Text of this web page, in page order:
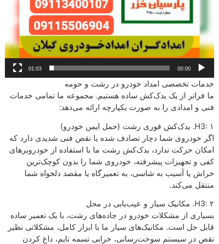
00:00
01:03
خدمات تخصصی امداد خودرو در رشت و حومه
ما فراتر از یک یدک‌کش ساده هستیم. مجموعه ما تمامی خدمات
فنی و امدادی را به صورت یکپارچه ارائه می‌دهد:
H3: ۱. یدک‌کش فوری رشت (حمل ایمن خودرو)
اگر خودروی شما دچار تصادف شده یا نقص فنی شدیدی دارد که
امکان حرکت ندارد، یدک‌کش رشت ما با استفاده از خودروبرهای
کفی و تجهیزات پیشرفته، خودروی شما را بدون کوچک‌ترین
خراش یا آسیب به شاسی، به تعمیرگاه یا مقصد دلخواه شما
منتقل می‌کند.
H3: ۲. مکانیک سیار و عیب‌یابی در محل
بسیاری از مشکلات خودرو در جاده‌های رشت، با یک تعمیر ساده
قابل حل است. مکانیک‌های سیار ما با ابزار کامل، مشکلاتی نظیر
نقص در سیستم سوخت‌رسانی، خرابی تسمه تایم، داغ کردن